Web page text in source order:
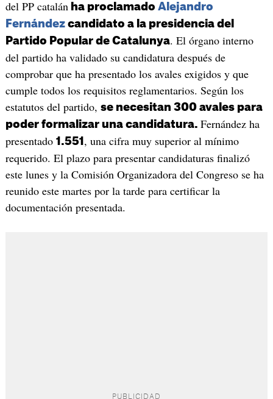
del PP catalán ha proclamado Alejandro
Fernándezcandidato a la presidencia del
Partido Popular de Catalunya. El órgano interno
del partido ha validado su candidatura después de
comprobar que ha presentado los avales exigidos y que
cumple todos los requisitos reglamentarios. Según los
estatutos del partido, se necesitan 300 avales para
poder formalizar una candidatura. Fernández ha
presentado 1.551 , una cifra muy superior al mínimo
requerido. El plazo para presentar candidaturas finalizó
este lunes y la Comisión Organizadora del Congreso se ha
reunido este martes por la tarde para certificar la
documentación presentada.